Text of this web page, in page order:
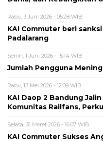
Rabu, 3 Juni 2026 - 05:28 WIB
KAI Commuter beri
Padalarang
Senin, 1 Juni 2026 - 15:14 WIB
Jumlah Pengguna
Rabu, 13 Mei 2026 - 12:09 WIB
KAI Daop 2 Bandung
Komunitas Railfans,
Selasa, 31 Maret 2026 - 16:07 WIB
KAI Commuter Sukses